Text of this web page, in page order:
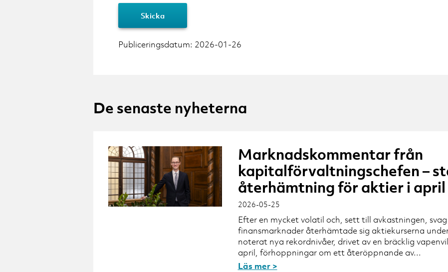
Publiceringsdatum: 2026-01-26
De senaste nyheterna
Marknadskommentar från
kapitalförvaltningschefen –
återhämtning för aktier i april
2026-05-25
Efter en mycket volatil och, sett till avkastningen,
finansmarknader återhämtade sig aktiekurserna
noterat nya rekordnivåer, drivet av en bräcklig
april, förhoppningar om ett återöppnande av...
Läs mer >